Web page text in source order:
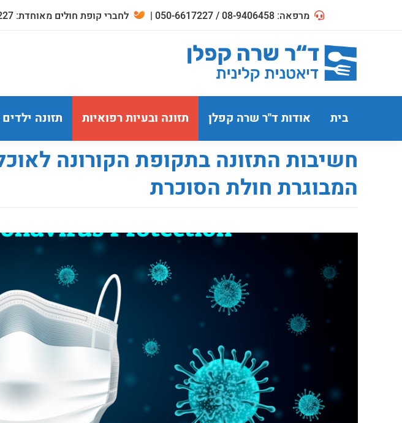
מרפאה: 08-9406458 / 050-6617227 | לחברי קופת חולים מאוחדת: 050-6617227
בית אודות ד"ר שרה קפלן תזונה ובעיות רפואיות תזונה ילדים
חשיבות התזונה בתקופת הקורונה
המבוגרת חולת הסוכרת